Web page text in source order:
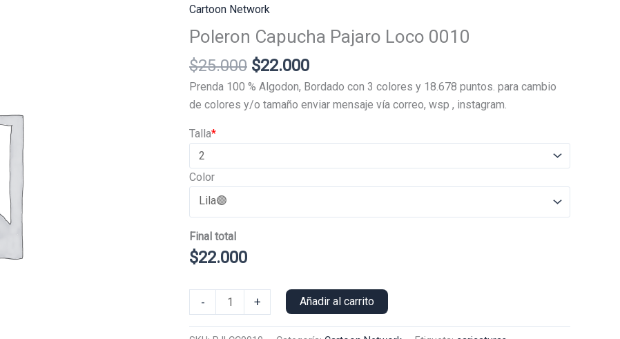
Cartoon Network
Poleron Capucha Pajaro Loco 0010
$25.000 El
precio
original
$22.000El
precio
actual
Prenda 100 % Algodon, Bordado con 3 colores y 18.678 puntos. para cambio
de colores y/o tamaño enviar mensaje vía correo, wsp , instagram.
*
Talla
Color
Final total
$22.000
-
Capucha
Pajaro
+ Añadir al carrito